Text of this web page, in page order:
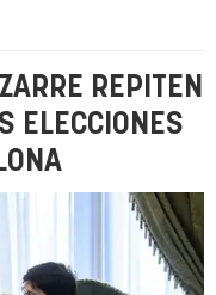
REPITEN
ELECCIONES